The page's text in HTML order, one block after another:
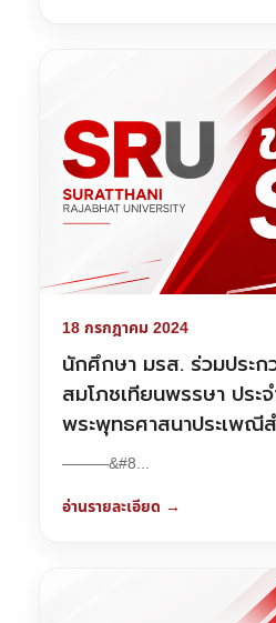
18 กรกฎาคม 2024
นักศึกษา มรส. ร่วมประ
สมโภชเทียนพรรษา ประ
พระพุทธศาสนาประเพณี
———&#8...
อ่านรายละเอียด →